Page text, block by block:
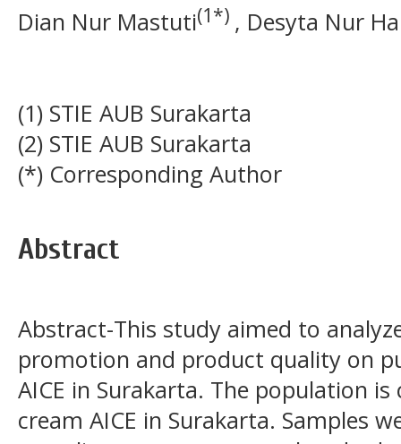
Dian Nur Mastuti(1*) , Desyta Nur
(1) STIE AUB Surakarta
(2) STIE AUB Surakarta
(*) Corresponding Author
Abstract
Abstract-This study aimed to
promotion and product quality on
AICE in Surakarta. The population
cream AICE in Surakarta. Samples